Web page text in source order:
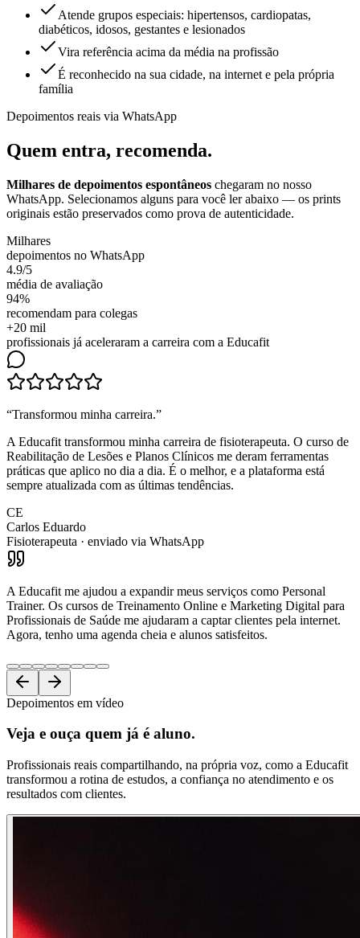
Atende grupos especiais: hipertensos, cardiopatas,
diabéticos, idosos, gestantes e lesionados
Vira referência acima da média na profissão
É reconhecido na sua cidade, na internet e pela própria
família
Depoimentos reais via WhatsApp
Quem entra, recomenda.
Milhares de depoimentos espontâneos chegaram no nosso
WhatsApp. Selecionamos alguns para você ler abaixo — os prints
originais estão preservados como prova de autenticidade.
Milhares
depoimentos no WhatsApp
4.9/5
média de avaliação
94%
recomendam para colegas
+20 mil
profissionais já aceleraram a carreira com a Educafit
“Transformou minha carreira.”
A Educafit transformou minha carreira de fisioterapeuta. O curso de
Reabilitação de Lesões e Planos Clínicos me deram ferramentas
práticas que aplico no dia a dia. É o melhor, e a plataforma está
sempre atualizada com as últimas tendências.
CE
Carlos Eduardo
Fisioterapeuta · enviado via WhatsApp
A Educafit me ajudou a expandir meus serviços como Personal
Trainer. Os cursos de Treinamento Online e Marketing Digital para
Profissionais de Saúde me ajudaram a captar clientes pela internet.
Agora, tenho uma agenda cheia e alunos satisfeitos.
Depoimentos em vídeo
Veja e ouça quem já é aluno.
Profissionais reais compartilhando, na própria voz, como a Educafit
transformou a rotina de estudos, a confiança no atendimento e os
resultados com clientes.